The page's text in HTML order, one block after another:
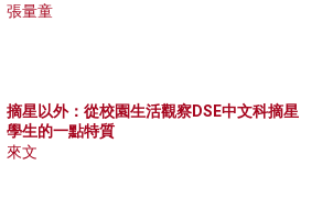
張量童
摘星以外：從校園生活觀察DSE中文科摘星
學生的一點特質
來文